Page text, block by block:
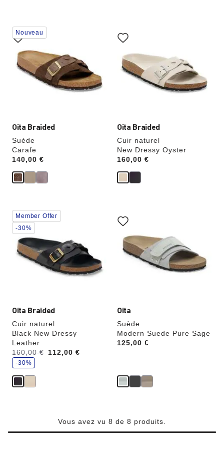
Oita Braided
Suède
Carafe
Price:
140,00 €
Cliquer
sur
les
échantillons
de
couleurs
modifiera
Nouveau
Oita Braided
Cuir naturel
New Dressy Oyster
Price:
160,00 €
sur
les
échantillons
de
couleurs
modifiera
Oita Braided
Cuir naturel
Black New Dressy
Leather
Avant:
160,00 €
à 112,00 €
é
c
o
n
o
i
-30%
Cliquer
sur
les
échantillons
couleurs
modifiera
Member Offer
-30%
Oita
Suède
Modern Suede Pure Sage
Price:
125,00 €
sur
les
échantillons
couleurs
modifiera
Vous avez vu 8 de 8 produits.